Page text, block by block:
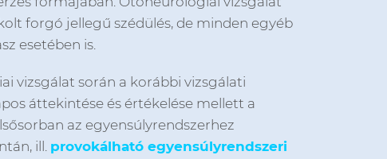
forgó jellegű szédülés, de minden egyéb
esetében is.
vizsgálat során a korábbi vizsgálati
áttekintése és értékelése mellett a
az egyensúlyrendszerhez
ill. provokálható egyensúlyrendszeri